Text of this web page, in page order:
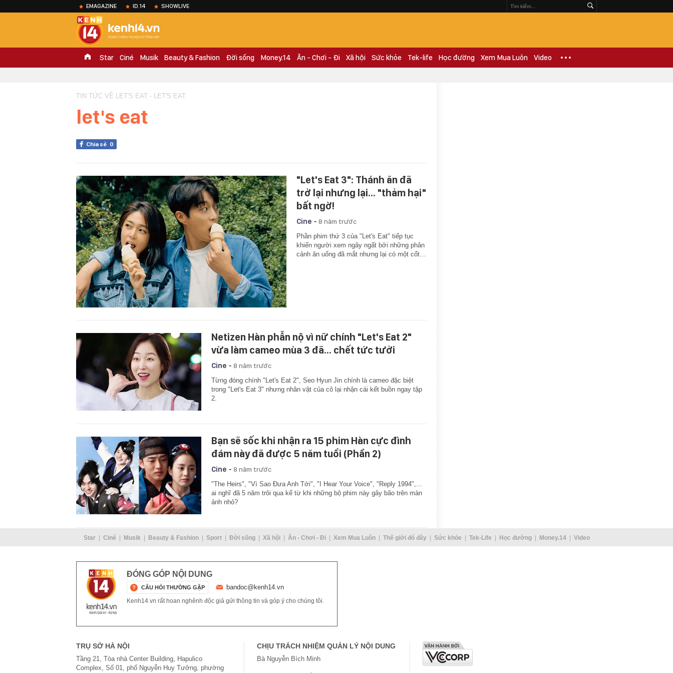
EMAGAZINE ID.14 SHOWLIVE
Star Ciné Musik Beauty & Fashion Đời sống Money.14 Ăn - Chơi - Đi Xã hội Sức khỏe Tek-life Học đường Xem Mua Luôn Video
TIN TỨC VỀ LET'S EAT - LET'S EAT
let's eat
Chia sẻ 0
"Let's Eat 3": Thánh ăn đã
trở lại nhưng lại... "thảm hại"
bất ngờ!
Cine - 8 năm trước
Phần phim thứ 3 của "Let's Eat" tiếp tục
khiến người xem ngây ngất bởi những phân
cảnh ăn uống đã mắt nhưng lại có một cốt…
Netizen Hàn phẫn nộ vì nữ chính "Let's Eat 2"
vừa làm cameo mùa 3 đã... chết tức tưởi
Cine - 8 năm trước
Từng đóng chính "Let's Eat 2", Seo Hyun Jin chính là cameo đặc biệt
trong "Let's Eat 3" nhưng nhân vật của cô lại nhận cái kết buồn ngay tập
2.
Bạn sẽ sốc khi nhận ra 15 phim Hàn cực đình
đám này đã được 5 năm tuổi (Phần 2)
Cine - 8 năm trước
"The Heirs", "Vì Sao Đưa Anh Tới", "I Hear Your Voice", "Reply 1994",...
ai nghĩ đã 5 năm trôi qua kể từ khi những bộ phim này gây bão trên màn
ảnh nhỏ?
Star Ciné Musik Beauty & Fashion Sport Đời sống Xã hội Ăn - Chơi - Đi Xem Mua Luôn Thế giới đó đây Sức khỏe Tek-Life Học đường Money.14 Video
ĐÓNG GÓP NỘI DUNG
CÂU HỎI THƯỜNG GẶP bandoc@kenh14.vn
Kenh14.vn rất hoan nghênh độc giả gửi thông tin và góp ý cho chúng tôi.
TRỤ SỞ HÀ NỘI
Tầng 21, Tòa nhà Center Building, Hapulico
Complex, Số 01, phố Nguyễn Huy Tưởng, phường
CHỊU TRÁCH NHIỆM QUẢN LÝ NỘI DUNG
Bà Nguyễn Bích Minh